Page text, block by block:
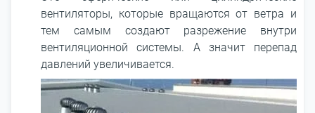
вентиляторы, которые вращаются от ветра и
тем самым создают разрежение внутри
вентиляционной системы. А значит перепад
давлений увеличивается.